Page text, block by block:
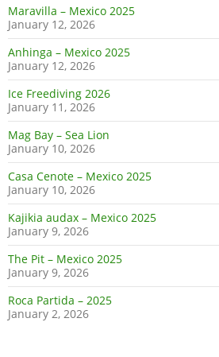
Maravilla – Mexico 2025
January 12, 2026
Anhinga – Mexico 2025
January 12, 2026
Ice Freediving 2026
January 11, 2026
Mag Bay – Sea Lion
January 10, 2026
Casa Cenote – Mexico 2025
January 10, 2026
Kajikia audax – Mexico 2025
January 9, 2026
The Pit – Mexico 2025
January 9, 2026
Roca Partida – 2025
January 2, 2026